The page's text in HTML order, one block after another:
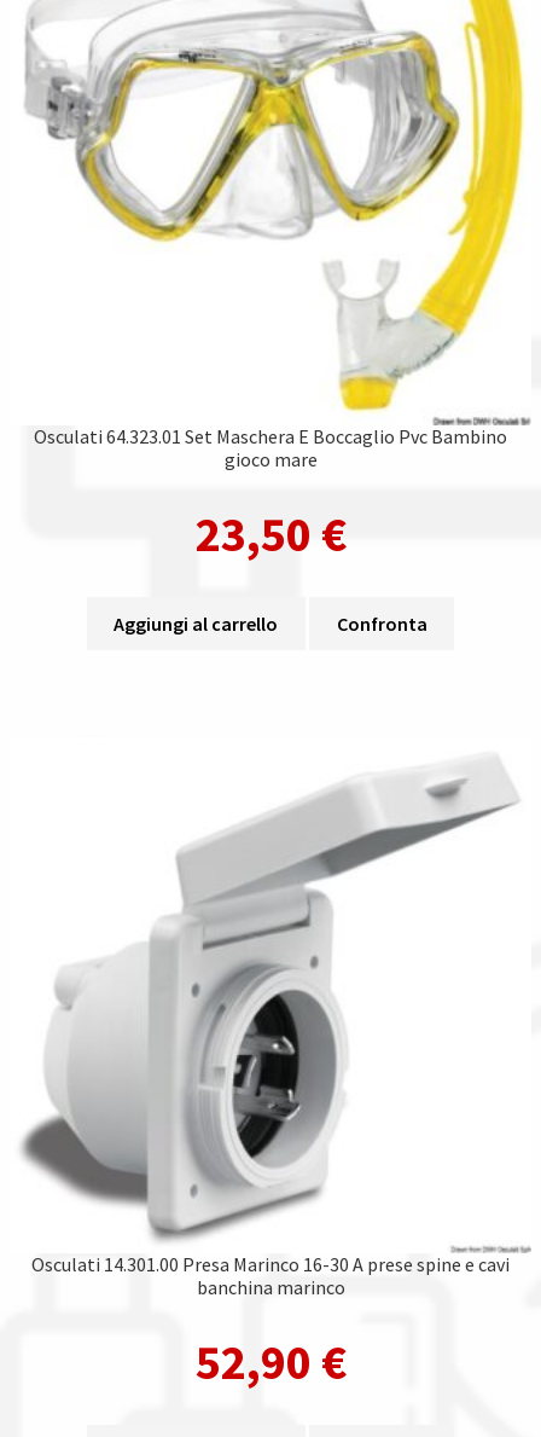
Osculati 64.323.01 Set Maschera E Boccaglio Pvc Bambino
gioco mare
23,50 €
Aggiungi al carrello Confronta
Osculati 14.301.00 Presa Marinco 16-30 A prese spine e cavi
banchina marinco
52,90 €